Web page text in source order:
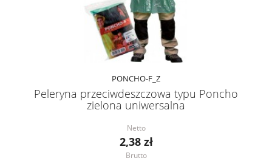
PONCHO-F_Z
Peleryna przeciwdeszczowa typu Poncho
zielona uniwersalna
Netto
2,38 zł
Brutto